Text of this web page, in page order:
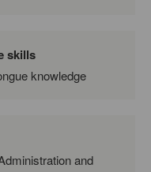
skills
knowledge
and